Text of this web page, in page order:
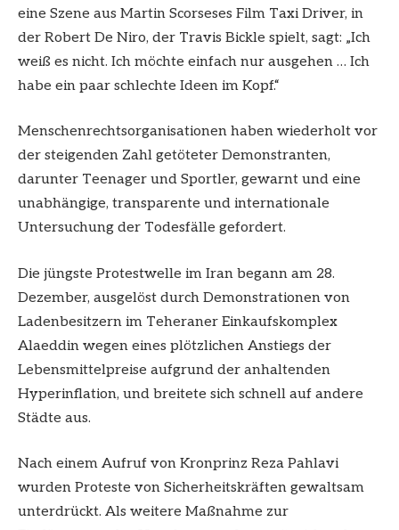
eine Szene aus Martin Scorseses Film Taxi Driver, in
der Robert De Niro, der Travis Bickle spielt, sagt: „Ich
weiß es nicht. Ich möchte einfach nur ausgehen … Ich
habe ein paar schlechte Ideen im Kopf.“
Menschenrechtsorganisationen haben wiederholt vor
der steigenden Zahl getöteter Demonstranten,
darunter Teenager und Sportler, gewarnt und eine
unabhängige, transparente und internationale
Untersuchung der Todesfälle gefordert.
Die jüngste Protestwelle im Iran begann am 28.
Dezember, ausgelöst durch Demonstrationen von
Ladenbesitzern im Teheraner Einkaufskomplex
Alaeddin wegen eines plötzlichen Anstiegs der
Lebensmittelpreise aufgrund der anhaltenden
Hyperinflation, und breitete sich schnell auf andere
Städte aus.
Nach einem Aufruf von Kronprinz Reza Pahlavi
wurden Proteste von Sicherheitskräften gewaltsam
unterdrückt. Als weitere Maßnahme zur